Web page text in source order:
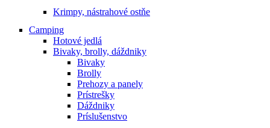
Krimpy, nástrahové ostňe
Camping
Hotové jedlá
Bivaky, brolly, dáždniky
Bivaky
Brolly
Prehozy a panely
Prístrešky
Dáždniky
Príslušenstvo